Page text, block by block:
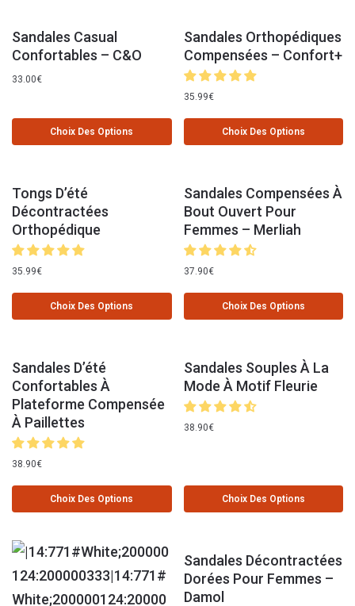
Sandales Casual
Confortables – C&O
33.00€
Choix Des Options
Sandales Orthopédiques
Compensées – Confort+
35.99€
Choix Des Options
Tongs D’été
Décontractées
Orthopédique
35.99€
Choix Des Options
Sandales Compensées À
Bout Ouvert Pour
Femmes – Merliah
37.90€
Choix Des Options
Sandales D’été
Confortables À
Plateforme Compensée
À Paillettes
38.90€
Choix Des Options
Sandales Souples À La
Mode À Motif Fleurie
38.90€
Choix Des Options
Sandales Décontractées
Dorées Pour Femmes –
Damol